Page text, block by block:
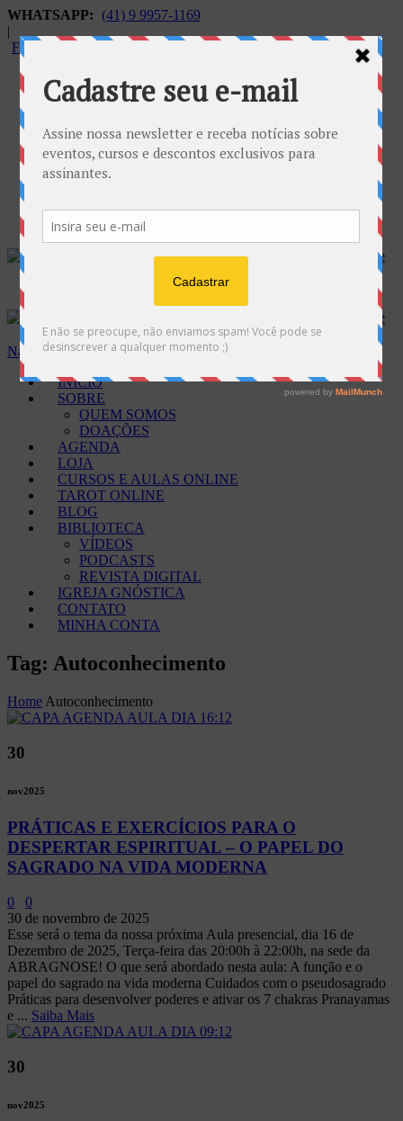
WHATSAPP:
(41) 9 9957-1169
|
FALECONOSCO@GNOSE.ORG.BR
Navegação
INÍCIO
SOBRE
QUEM SOMOS
DOAÇÕES
AGENDA
LOJA
CURSOS E AULAS ONLINE
TAROT ONLINE
BLOG
BIBLIOTECA
VÍDEOS
PODCASTS
REVISTA DIGITAL
IGREJA GNÓSTICA
CONTATO
MINHA CONTA
Tag: Autoconhecimento
Home Autoconhecimento
30
nov2025
PRÁTICAS E EXERCÍCIOS PARA O
DESPERTAR ESPIRITUAL – O PAPEL DO
SAGRADO NA VIDA MODERNA
0
0
30 de novembro de 2025
Esse será o tema da nossa próxima Aula presencial, dia 16 de
Dezembro de 2025, Terça-feira das 20:00h à 22:00h, na sede da
ABRAGNOSE! O que será abordado nesta aula: A função e o
papel do sagrado na vida moderna Cuidados com o pseudosagrado
Práticas para desenvolver poderes e ativar os 7 chakras Pranayamas
e ... Saiba Mais
30
nov2025